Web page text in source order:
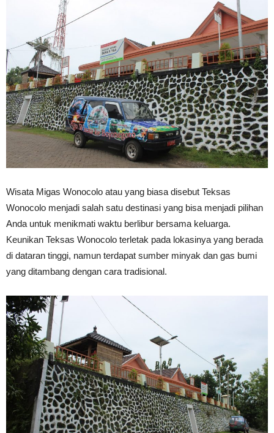
Wisata Migas Wonocolo atau yang biasa disebut Teksas
Wonocolo menjadi salah satu destinasi yang bisa menjadi pilihan
Anda untuk menikmati waktu berlibur bersama keluarga.
Keunikan Teksas Wonocolo terletak pada lokasinya yang berada
di dataran tinggi, namun terdapat sumber minyak dan gas bumi
yang ditambang dengan cara tradisional.